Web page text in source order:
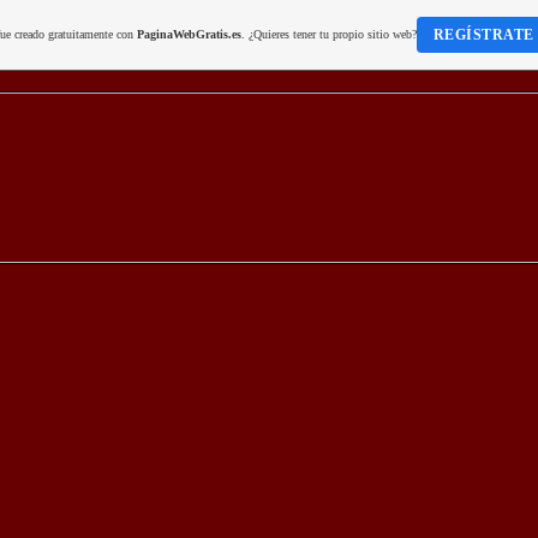
creado gratuitamente con PaginaWebGratis.es. ¿Quieres tener tu propio sitio web? REGÍSTRATE